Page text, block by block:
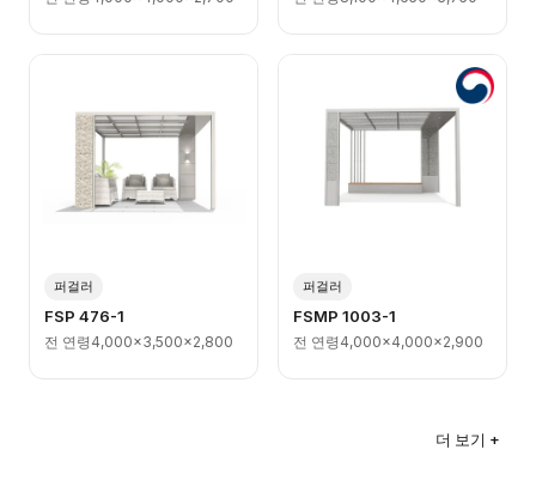
퍼걸러
FSP 476-1
전 연령 4,000x3,500x2,800
퍼걸러
FSMP 1003-1
전 연령 4,000x4,000x2,900
더 보기 +